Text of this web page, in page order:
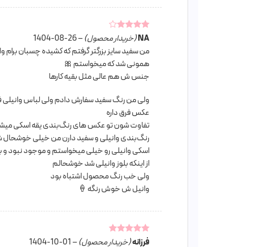
امتیاز4
NA(خریدار محصول)–
1404-08-26
من سفید سایز بزرگتر گرفتم که کشیده چسبان برام
همونی شد که میخواستم 🎀
جنس ش هم عالی مثل بقیه کارها
ولی من رنگ سفید سفارش دادم ولی لباس وانیلی
عکس فرق داره
تفاوت شون تو عکس های رنگ‌بندی یقه اسکی میشه
رنگ‌بندی وانیلی و سفید دارن من خیلی
اسکی وانیلی رو خیلی میخواستم و موجود نبود
از اینکه بلوز وانیلی شد خوشحالم
ولی خب رنگ محصول اشتباه بود
وانیل ش خوش رنگه 🍦
امتیاز 5 از
فرزانه(خریدار محصول)–
1404-10-01